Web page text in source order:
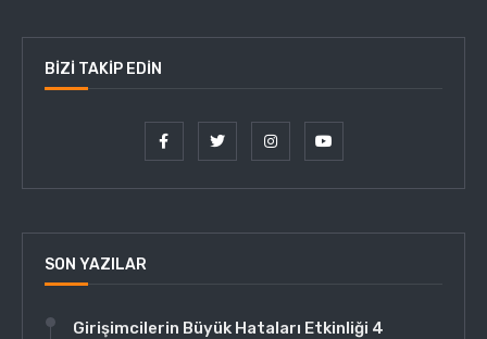
BIZI TAKIP EDIN
SON YAZILAR
Girişimcilerin Büyük Hataları Etkinliği 4